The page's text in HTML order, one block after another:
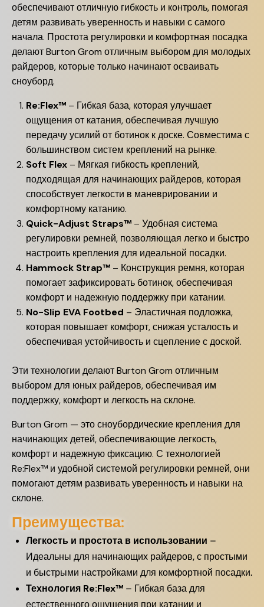
обеспечивают отличную гибкость и контроль, помогая
детям развивать уверенность и навыки с самого
начала. Простота регулировки и комфортная посадка
делают Burton Grom отличным выбором для молодых
райдеров, которые только начинают осваивать
сноуборд.
Re:Flex™ – Гибкая база, которая улучшает
ощущения от катания, обеспечивая лучшую
передачу усилий от ботинок к доске. Совместима с
большинством систем креплений на рынке.
Soft Flex – Мягкая гибкость креплений,
подходящая для начинающих райдеров, которая
способствует легкости в маневрировании и
комфортному катанию.
Quick-Adjust Straps™ – Удобная система
регулировки ремней, позволяющая легко и быстро
настроить крепления для идеальной посадки.
Hammock Strap™ – Конструкция ремня, которая
помогает зафиксировать ботинок, обеспечивая
комфорт и надежную поддержку при катании.
No-Slip EVA Footbed – Эластичная подложка,
которая повышает комфорт, снижая усталость и
обеспечивая устойчивость и сцепление с доской.
Эти технологии делают Burton Grom отличным
выбором для юных райдеров, обеспечивая им
поддержку, комфорт и легкость на склоне.
Burton Grom — это сноубордические крепления для
начинающих детей, обеспечивающие легкость,
комфорт и надежную фиксацию. С технологией
Re:Flex™ и удобной системой регулировки ремней, они
помогают детям развивать уверенность и навыки на
склоне.
Преимущества:
Легкость и простота в использовании –
Идеальны для начинающих райдеров, с простыми
и быстрыми настройками для комфортной посадки.
Технология Re:Flex™ – Гибкая база для
естественного ощущения при катании и